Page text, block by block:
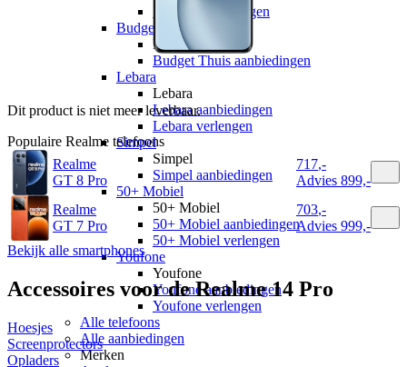
Simyo aanbiedingen
Budget Thuis
Budget Thuis
Budget Thuis aanbiedingen
Lebara
Lebara
Lebara aanbiedingen
Lebara verlengen
Simpel
Simpel
Simpel aanbiedingen
50+ Mobiel
50+ Mobiel
50+ Mobiel aanbiedingen
50+ Mobiel verlengen
Youfone
Youfone
Youfone aanbiedingen
Youfone verlengen
Alle telefoons
Alle aanbiedingen
Merken
Dit product is niet meer leverbaar.
Populaire Realme telefoons
Realme
GT 8 Pro
717,-
Advies 899,-
Realme
GT 7 Pro
703,-
Advies 999,-
Bekijk alle smartphones
Accessoires voor deRealme 14 Pro
Hoesjes
Screenprotectors
Opladers